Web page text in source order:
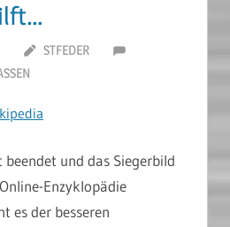
STFEDER
und das Siegerbild
Enzyklopädie
es der besseren